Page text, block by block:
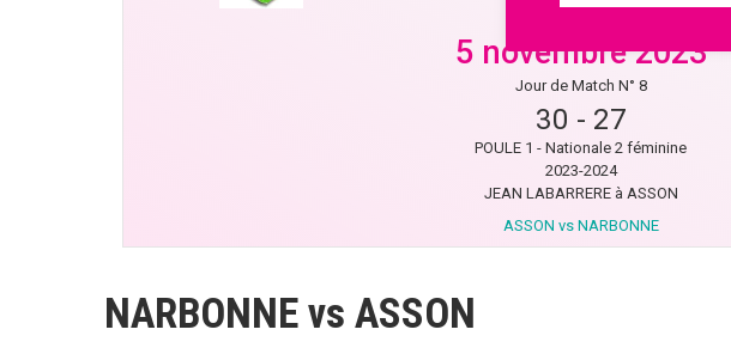
5 novembre 2023
Jour de Match N° 8
30 - 27
POULE 1 - Nationale 2 féminine
2023-2024
JEAN LABARRERE à ASSON
ASSON vs NARBONNE
NARBONNE vs ASSON